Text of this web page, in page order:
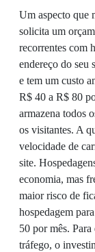
Um aspecto que
solicita um
recorrentes com
endereço do seu
e tem um custo
R$ 40 a R$ 80
armazena todos
os visitantes. A
velocidade de
site.
economia, mas
maior risco de
hospedagem
50 por mês.
tráfego, o